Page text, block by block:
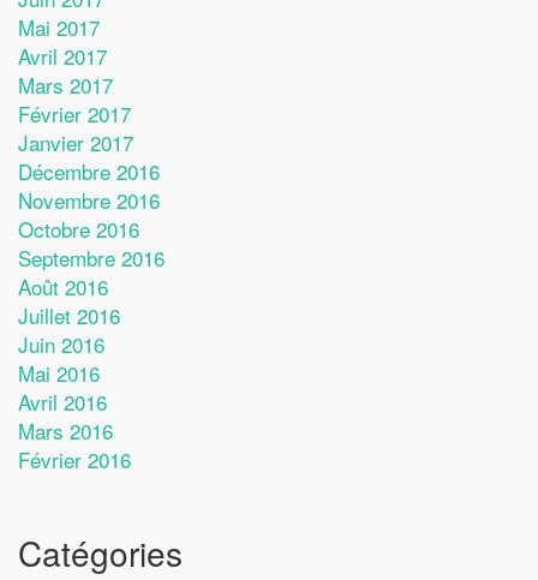
Mai 2017
Avril 2017
Mars 2017
Février 2017
Janvier 2017
Décembre 2016
Novembre 2016
Octobre 2016
Septembre 2016
Août 2016
Juillet 2016
Juin 2016
Mai 2016
Avril 2016
Mars 2016
Février 2016
Catégories